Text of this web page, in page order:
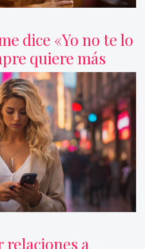
dice «Yo no te lo
quiere más
a